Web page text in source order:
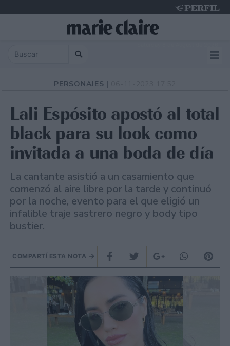
PERSONAJES |
Lali Espósito apostó al total
black para su look como
invitada a una boda de día
La cantante asistió a un casamiento que
comenzó al aire libre por la tarde y continuó
por la noche, evento para el que eligió un
infalible traje sastrero negro y body tipo
bustier.
COMPARTÍ ESTA NOTA